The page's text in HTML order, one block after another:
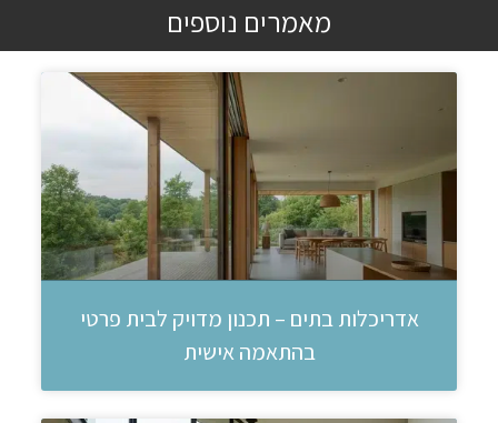
מאמרים נוספים
אדריכלות בתים – תכנון מדויק לבית פרטי
בהתאמה אישית